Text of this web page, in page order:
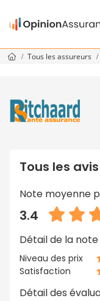
Tous les assureurs
Tous les
Note moyenne
3.4
Détail de la note
Niveau des prix
Satisfaction
Détail des